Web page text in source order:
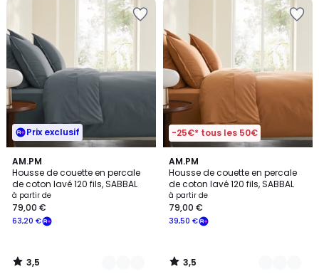
Prix exclusif
AM.PM
Housse de couette en percale
de coton lavé 120 fils, SABBAL
à partir de
63,20 €
79,00 €
3,5
/ 5
10
Couleurs
3,5
/
-25€* tous les 50€
AM.PM
Housse de couette en percale
de coton lavé 120 fils, SABBAL
à partir de
39,50 €
79,00 €
3,5
/ 5
2
Couleurs
3,5
/